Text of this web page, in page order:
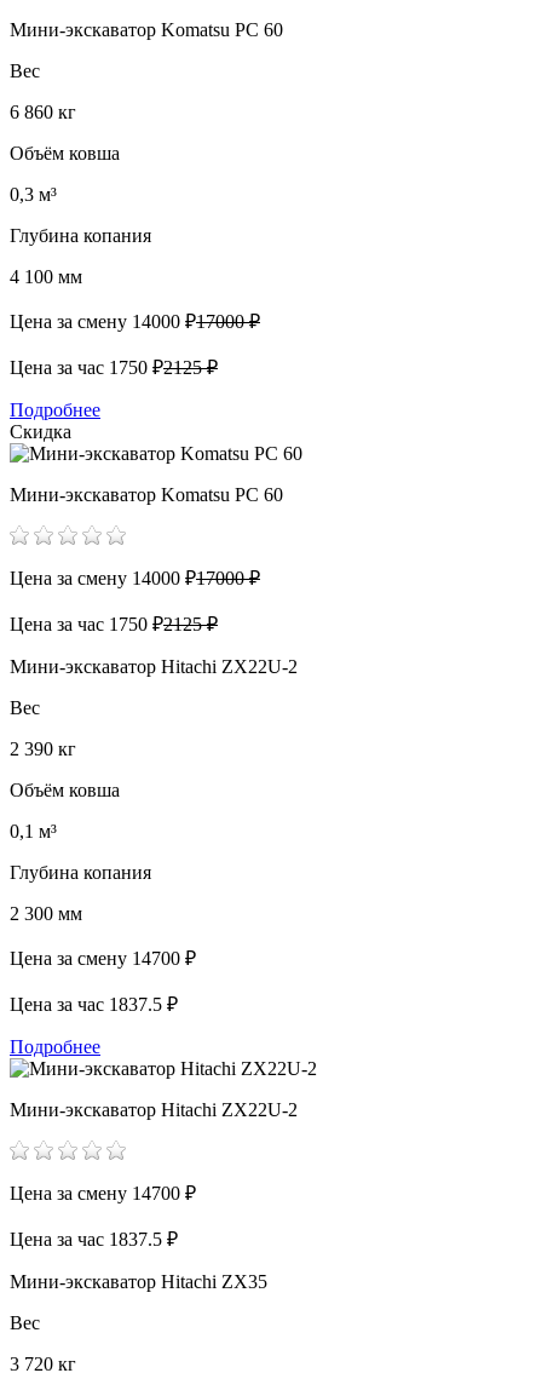
Мини-экскаватор Komatsu PC 60
Вес
6 860 кг
Объём ковша
0,3 м³
Глубина копания
4 100 мм
Цена за смену 14000 ₽17000 ₽
Цена за час 1750 ₽2125 ₽
Подробнее
Скидка
Мини-экскаватор Komatsu PC 60
Цена за смену 14000 ₽17000 ₽
Цена за час 1750 ₽2125 ₽
Мини-экскаватор Hitachi ZX22U-2
Вес
2 390 кг
Объём ковша
0,1 м³
Глубина копания
2 300 мм
Цена за смену 14700 ₽
Цена за час 1837.5 ₽
Подробнее
Мини-экскаватор Hitachi ZX22U-2
Цена за смену 14700 ₽
Цена за час 1837.5 ₽
Мини-экскаватор Hitachi ZX35
Вес
3 720 кг